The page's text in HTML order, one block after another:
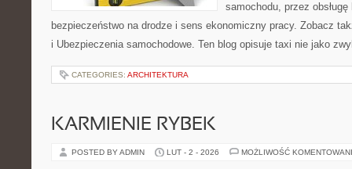
samochodu, przez
bezpieczeństwo na drodze i sens ekonomiczny pracy. Zobacz
i Ubezpieczenia samochodowe. Ten blog opisuje taxi nie jako
CATEGORIES: ARCHITEKTURA
KARMIENIE RYBEK
POSTED BY ADMIN LUT - 2 - 2026 MOŻLIWOŚĆ